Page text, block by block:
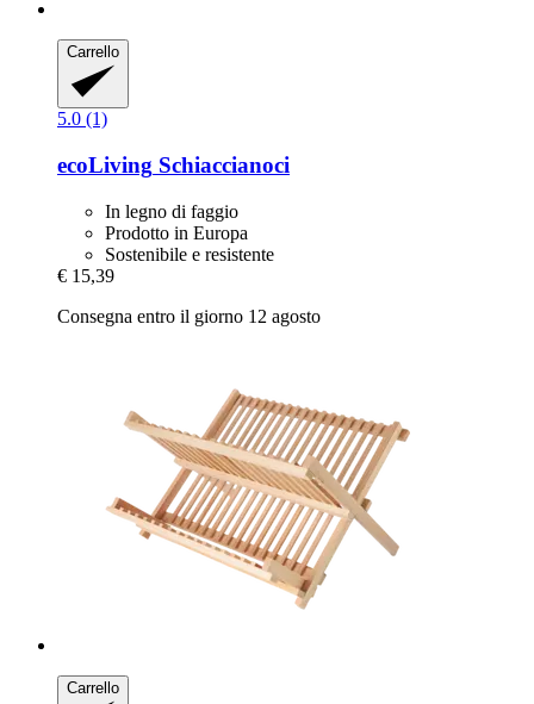
Carrello
5.0 (1)
ecoLiving Schiaccianoci
In legno di faggio
Prodotto in Europa
Sostenibile e resistente
€ 15,39
Consegna entro il giorno 12 agosto
Carrello